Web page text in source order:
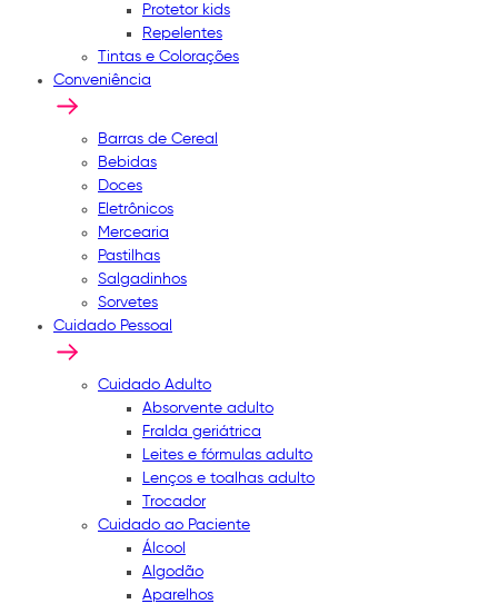
Protetor kids
Repelentes
Tintas e Colorações
Conveniência
Barras de Cereal
Bebidas
Doces
Eletrônicos
Mercearia
Pastilhas
Salgadinhos
Sorvetes
Cuidado Pessoal
Cuidado Adulto
Absorvente adulto
Fralda geriátrica
Leites e fórmulas adulto
Lenços e toalhas adulto
Trocador
Cuidado ao Paciente
Álcool
Algodão
Aparelhos